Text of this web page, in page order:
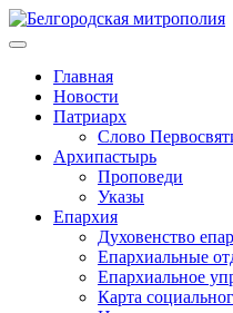
Главная
Новости
Патриарх
Слово
Архипастырь
Проповеди
Указы
Епархия
Духовенство
Епархиальные
Епархиальное
Карта